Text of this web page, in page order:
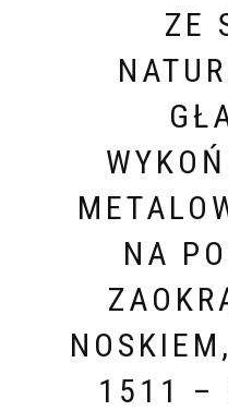
ZE
NA
1511 –